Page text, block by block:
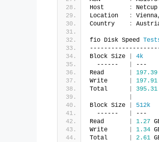
Host
:
Netcup
Location
:
Country
:
fio Disk Speed
Block Size
4k
  ------
---
Read
197.39
Write
197.91
Total
395.31
Block Size
512k
  ------
---
Read
1.27
Write
1.34
Total
2.61